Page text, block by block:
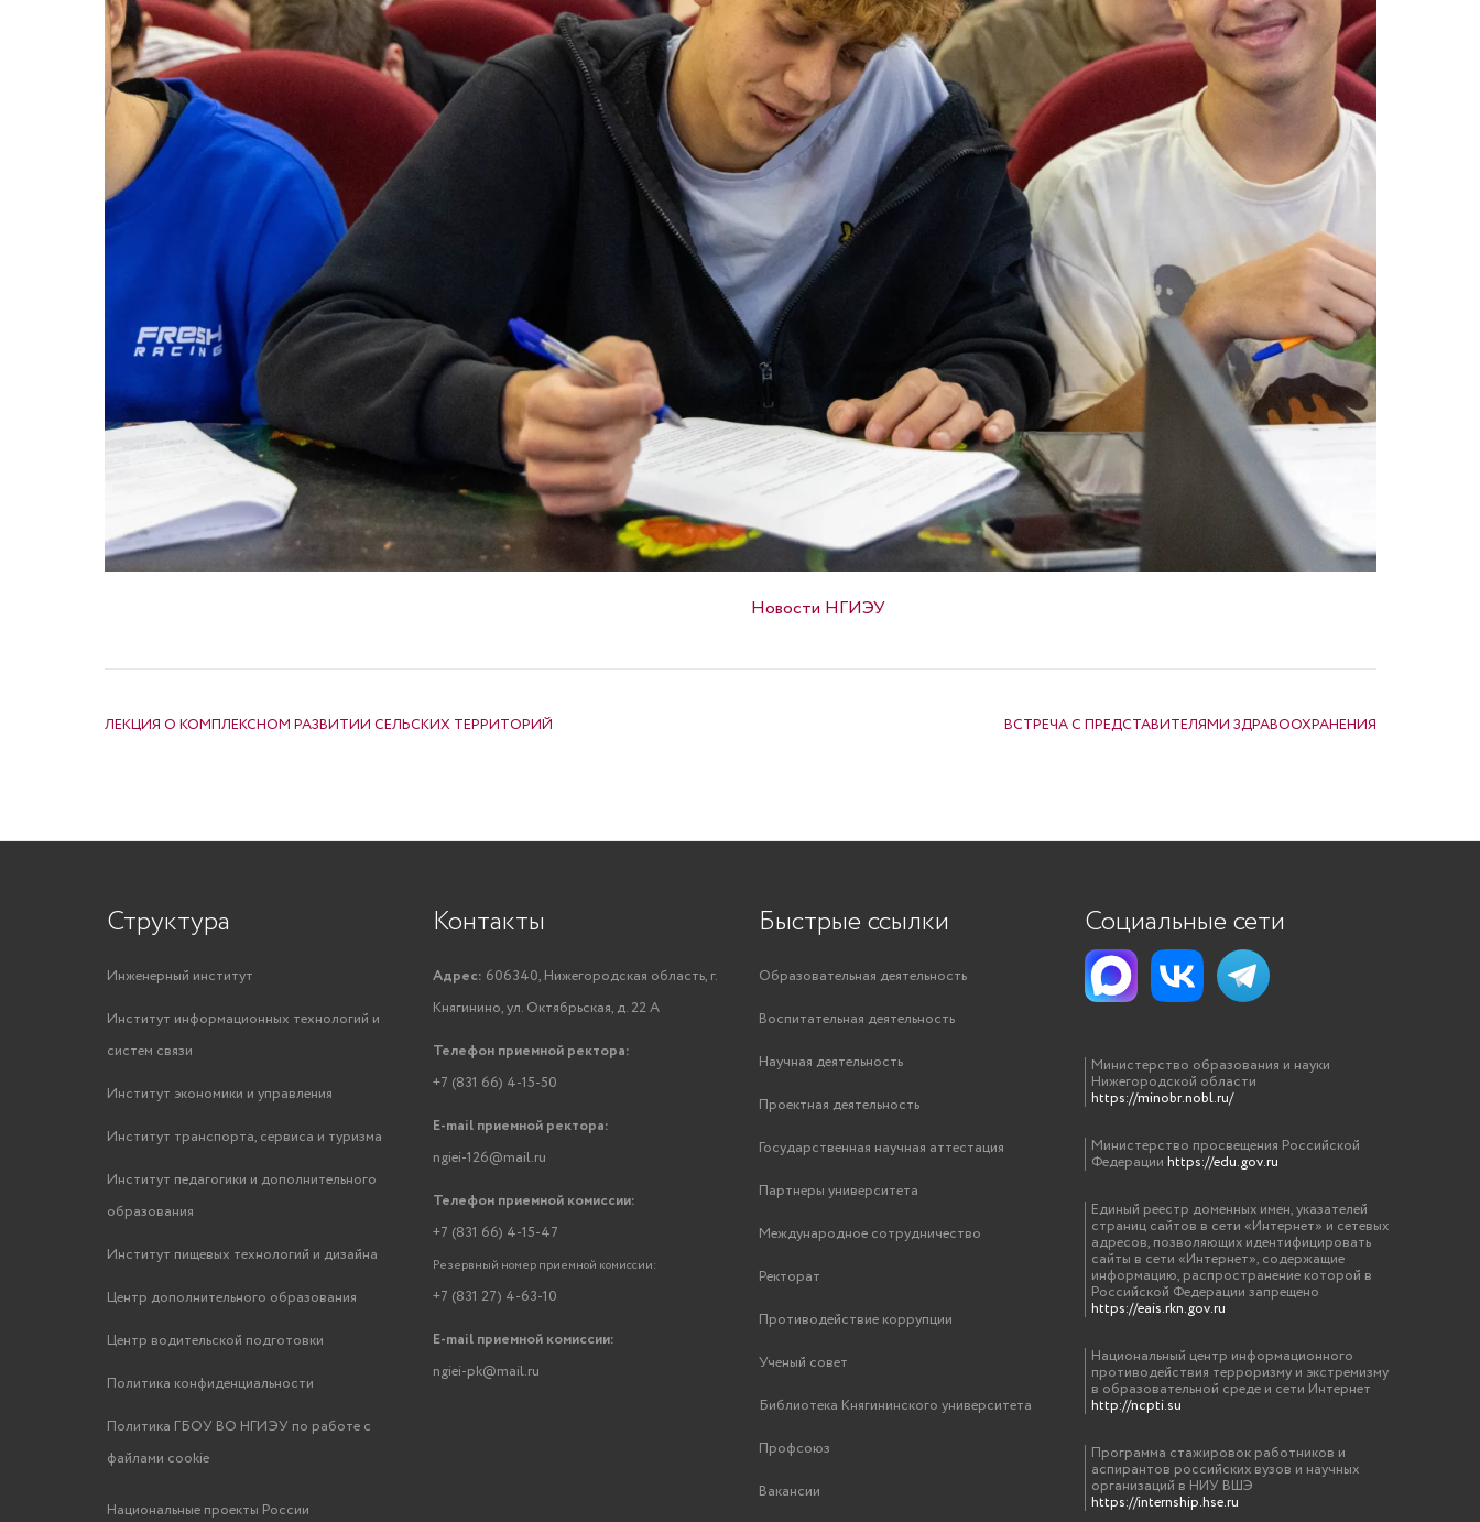
Новости НГИЭУ
ЛЕКЦИЯ О КОМПЛЕКСНОМ РАЗВИТИИ СЕЛЬСКИХ ТЕРРИТОРИЙ ВСТРЕЧА С ПРЕДСТАВИТЕЛЯМИ ЗДРАВООХРАНЕНИЯ
Структура
Инженерный институт
Институт информационных технологий и
систем связи
Институт экономики и управления
Институт транспорта, сервиса и туризма
Институт педагогики и дополнительного
образования
Институт пищевых технологий и дизайна
Центр дополнительного образования
Центр водительской подготовки
Политика конфиденциальности
Политика ГБОУ ВО НГИЭУ по работе с
файлами cookie
Национальные проекты России
Контакты
Адрес: 606340, Нижегородская область, г.
Княгинино, ул. Октябрьская, д. 22 А
Телефон приемной ректора:
+7 (831 66) 4-15-50
E-mail приемной ректора:
ngiei-126@mail.ru
Телефон приемной комиссии:
+7 (831 66) 4-15-47
Резервный номер приемной комиссии:
+7 (831 27) 4-63-10
E-mail приемной комиссии:
ngiei-pk@mail.ru
Быстрые ссылки
Образовательная деятельность
Воспитательная деятельность
Научная деятельность
Проектная деятельность
Государственная научная аттестация
Партнеры университета
Международное сотрудничество
Ректорат
Противодействие коррупции
Ученый совет
Библиотека Княгининского университета
Профсоюз
Вакансии
Социальные сети
Министерство образования и науки
Нижегородской области
https://minobr.nobl.ru/
Министерство просвещения Российской
Федерации https://edu.gov.ru
Единый реестр доменных имен, указателей
страниц сайтов в сети «Интернет» и сетевых
адресов, позволяющих идентифицировать
сайты в сети «Интернет», содержащие
информацию, распространение которой в
Российской Федерации запрещено
https://eais.rkn.gov.ru
Национальный центр информационного
противодействия терроризму и экстремизму
в образовательной среде и сети Интернет
http://ncpti.su
Программа стажировок работников и
аспирантов российских вузов и научных
организаций в НИУ ВШЭ
https://internship.hse.ru